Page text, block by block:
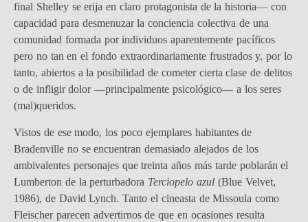
final Shelley se erija en claro protagonista de la historia— con
capacidad para desmenuzar la conciencia colectiva de una
comunidad formada por individuos aparentemente pacíficos
pero no tan en el fondo extraordinariamente frustrados y, por lo
tanto, abiertos a la posibilidad de cometer cierta clase de delitos
o de infligir dolor —principalmente psicológico— a los seres
(mal)queridos.
Vistos de ese modo, los poco ejemplares habitantes de
Bradenville no se encuentran demasiado alejados de los
ambivalentes personajes que treinta años más tarde poblarán el
Lumberton de la perturbadora Terciopelo azul (Blue Velvet,
1986), de David Lynch. Tanto el cineasta de Missoula como
Fleischer parecen advertirnos de que en ocasiones resulta